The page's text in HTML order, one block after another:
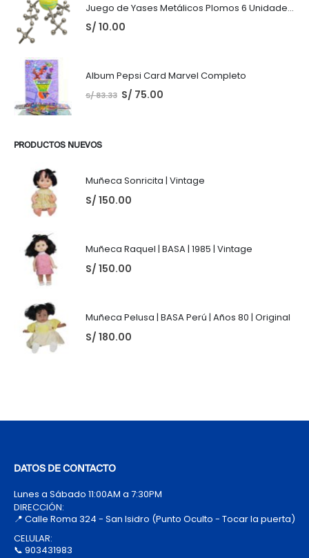
Juego de Yases Metálicos Plomos 6 Unidades + Pelota de Goma (En Bolsita Lista para Regalar)
S/ 10.00
Album Pepsi Card Marvel Completo
S/83.33 S/ 75.00
PRODUCTOS NUEVOS
Muñeca Sonricita | Vintage
S/ 150.00
Muñeca Raquel | BASA | 1985 | Vintage
S/ 150.00
Muñeca Pelusa | BASA Perú | Años 80 | Original
S/ 180.00
DATOS DE CONTACTO
Lunes a Sábado 11:00AM a 7:30PM
DIRECCIÓN:
📍 Calle Roma 324 - San Isidro (Punto Oculto - Tocar la puerta)
CELULAR:
📞 903431983